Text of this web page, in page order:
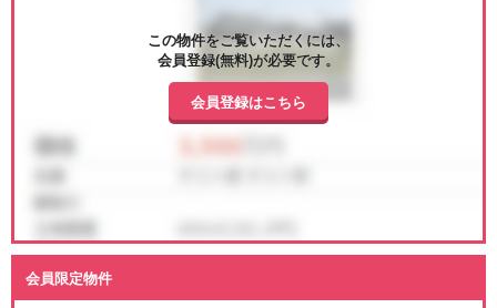
この物件をご覧いただくには、
会員登録(無料)が必要です。
会員登録はこちら
会員限定物件